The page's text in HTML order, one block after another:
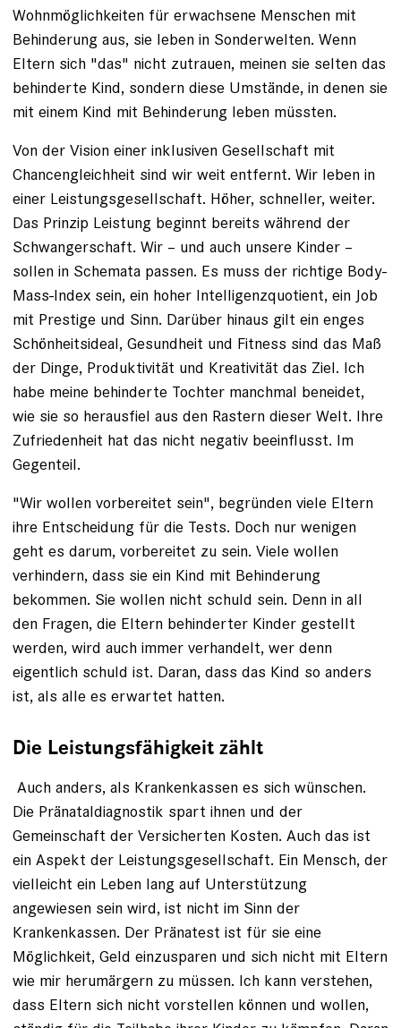
Wohnmöglichkeiten für erwachsene Menschen mit
Behinderung aus, sie leben in Sonderwelten. Wenn
Eltern sich "das" nicht zutrauen, meinen sie selten das
behinderte Kind, sondern diese Umstände, in denen sie
mit einem Kind mit Behinderung leben müssten.
Von der Vision einer inklusiven ­Gesellschaft mit
Chancengleichheit sind wir weit entfernt. Wir leben in
einer Leistungsgesellschaft. Höher, schneller, weiter.
Das Prinzip Leistung beginnt bereits während der
Schwangerschaft. Wir – und auch unsere Kinder –
sollen in Schemata passen. Es muss der richtige Body-
Mass-Index sein, ein hoher Intelligenzquotient, ein Job
mit Prestige und Sinn. Darüber hinaus gilt ein enges
Schönheitsideal, Gesundheit und Fitness sind das Maß
der Dinge, Produktivität und Kreativität das Ziel. Ich
habe meine behinderte Tochter manchmal beneidet,
wie sie so herausfiel aus den Rastern dieser Welt. Ihre
Zufriedenheit hat das nicht negativ beeinflusst. Im
Gegenteil.
"Wir wollen vorbereitet sein", begründen viele Eltern
ihre Entscheidung für die Tests. Doch nur wenigen
geht es darum, vorbereitet zu sein. Viele wollen
verhindern, dass sie ein Kind mit Behinderung
bekommen. Sie wollen nicht schuld sein. Denn in all
den Fragen, die Eltern behinderter Kinder gestellt
werden, wird auch ­immer verhandelt, wer denn
eigentlich schuld ist. Daran, dass das Kind so anders
ist, als alle es erwartet hatten.
Die Leistungsfähigkeit zählt
Auch anders, als Krankenkassen es sich wünschen.
Die Pränataldiagnostik spart ihnen und der
Gemeinschaft der Versicherten Kosten. Auch das ist
ein Aspekt der Leistungsgesellschaft. Ein Mensch, der
vielleicht ein Leben lang auf Unterstützung
angewiesen sein wird, ist nicht im Sinn der
Krankenkassen. Der Pränatest ist für sie eine
Möglichkeit, Geld einzusparen und sich nicht mit Eltern
wie mir herumärgern zu müssen. Ich kann verstehen,
dass Eltern sich nicht vorstellen können und wollen,